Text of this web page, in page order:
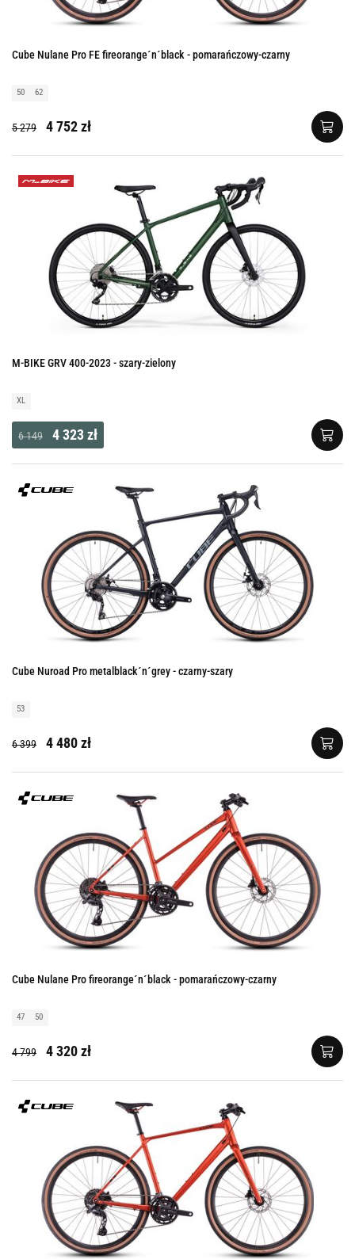
Cube Nulane Pro FE fireorange´n´black - pomarańczowy-czarny
50 62
5 279 4 752 zł
M-BIKE GRV 400-2023 - szary-zielony
XL
6 149 4 323 zł
Cube Nuroad Pro metalblack´n´grey - czarny-szary
53
6 399 4 480 zł
Cube Nulane Pro fireorange´n´black - pomarańczowy-czarny
47 50
4 799 4 320 zł